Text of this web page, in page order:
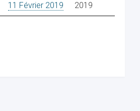
11 Février 2019 2019